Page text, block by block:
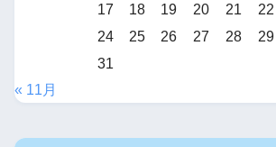
17
18 19 20 21 22
24
25 26 27 28 29
31
« 11月